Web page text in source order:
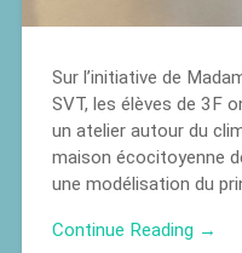
Sur l’initiative de
SVT, les élèves de 3F
un atelier autour du
maison écocitoyenne
une modélisation du
Continue Reading →